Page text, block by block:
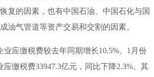
复的因素，也有中国石油、中国石化与国
油气管道等资产交易和交割的因素。
业应缴税费较去年同期增长10.5%。1月份
缴税费33947.3亿元，同比下降2.3%。其